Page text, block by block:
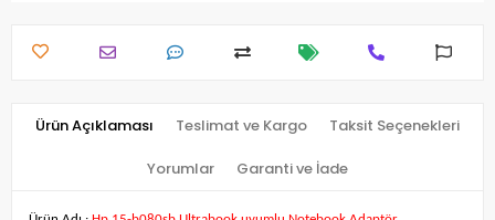
Ürün Açıklaması Teslimat ve Kargo Taksit Seçenekleri
Yorumlar Garanti ve İade